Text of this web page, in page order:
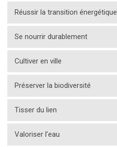
Réussir la transition énergétique
Se nourrir durablement
Cultiver en ville
Préserver la biodiversité
Tisser du lien
Valoriser l'eau